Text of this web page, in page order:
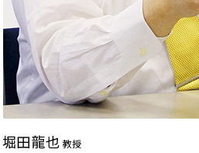
堀田龍也 教授